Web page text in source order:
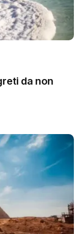
da non